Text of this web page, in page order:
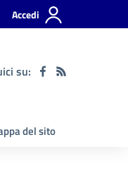
Accedi
su:
del sito